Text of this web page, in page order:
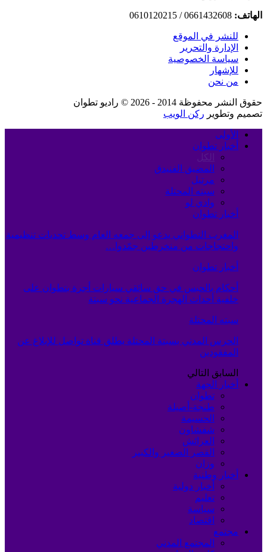
الهاتف: 0661432608 / 0610120215
للنشر في الموقع
الإدارة والتحرير
سياسة الخصوصية
للإشهار
من نحن
حقوق النشر محفوظة 2014 - 2026 © راديو تطوان
تصميم وتطوير ركن الويب
الأولى
أخبار تطوان
الكل
المضيق الفنيدق
مرتيل
سبته المحتلة
وادي لو
أخبار تطوان
المغرب التطواني يدعو إلى جمعه العام وسط تحديات تنظيمية
واحتجاجات من منخرطين جمّدوا…
أخبار تطوان
أحكام بالحبس في حق سائقي سيارات أجرة بتطوان على
خلفية أحداث الهجرة الجماعية نحو سبتة
سبته المحتلة
الحرس المدني بسبتة المحتلة يطلق قناة تواصل للإبلاغ عن
المفقودين
السابق التالي
أخبار الجهة
تطوان
طنجة-أصيلة
الحسيمة
شفشاون
العرائش
القصر الصغير والكبير
وزان
أخبار وطنية
أخبار دولية
تعليم
سياسة
اقتصاد
مجتمع
المجتمع المدني